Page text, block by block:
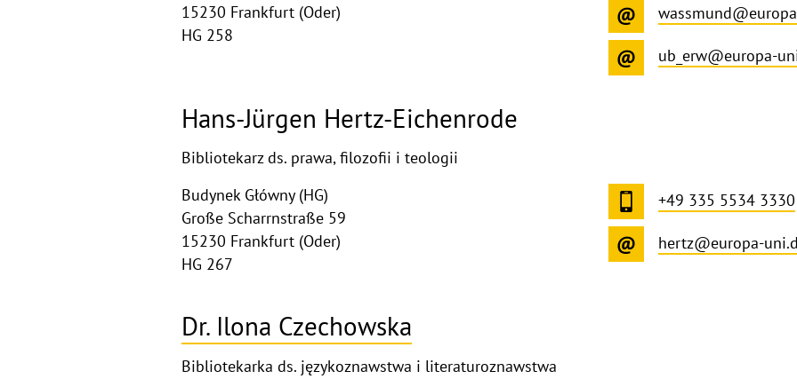
15230 Frankfurt (Oder)
HG 258
ub_erw@europa-
Hans-Jürgen Hertz-Eichenrode
Bibliotekarz ds. prawa, filozofii i teologii
Budynek Główny (HG)
Große Scharrnstraße 59
15230 Frankfurt (Oder)
HG 267
+49 335 5534 3330
hertz@europa-
Dr. Ilona Czechowska
Bibliotekarka ds. językoznawstwa i literaturoznawstwa